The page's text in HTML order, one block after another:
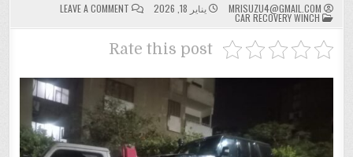
MRISUZU4@GMAIL.COM يناير 18, 2026 LEAVE A COMMENT
ON
ونش
انقاذ
لانقاذ
السيارات
في
المقطم
و
في
كل
مكان
POSTED
IN
CAR RECOVERY WINCH
Rate this post